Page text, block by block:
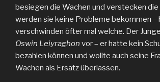
besiegen die Wachen und verstecken die
werden sie keine Probleme bekommen –
verschwinden öfter mal welche. Der
Oswin Leiyraghon vor – er hatte kein
bezahlen können und wollte auch seine
Wachen als Ersatz überlassen.